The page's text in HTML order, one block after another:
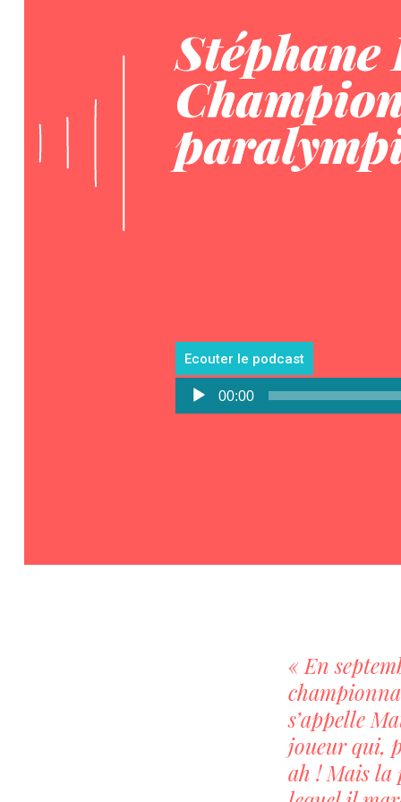
Stéphane
Ecouter le podcast
Lecteur
audio
00:00
« En
s’appelle
joueur qui,
ah ! Mais la